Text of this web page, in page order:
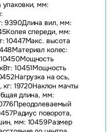
мм:
9390Длина вил, мм:
спереди, мм:
10447Макс. высота
колес:
10451Мощность
на ось,
кг: 19720Наклон мачты
длина, мм:
поворота,
мм: 10459Размер